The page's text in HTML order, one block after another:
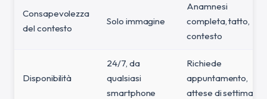
Consapevolezza
del contesto
Solo immagine
Anamnesi
completa, tatto,
contesto
Disponibilità
24/7, da
qualsiasi
smartphone
Richiede
appuntamento,
attese di settimane